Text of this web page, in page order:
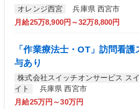
オレンジ西宮
兵庫県 西宮市
月給25万8,900円～32万8,800円
「作業療法士・OT」訪問看
与あり
株式会社スイッチオンサービス ス
イト
兵庫県 西宮市
月給25万円～30万円